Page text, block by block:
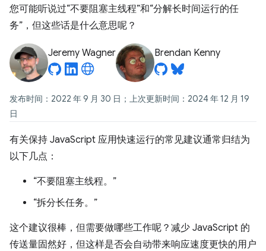
您可能听说过“不要阻塞主线程”和“分解长时间运行的任
务”，但这些话是什么意思呢？
Jeremy Wagner Brendan Kenny
发布时间：2022 年 9 月 30 日；上次更新时间：2024 年 12 月 19
日
有关保持 JavaScript 应用快速运行的常见建议通常归结为
以下几点：
“不要阻塞主线程。”
“拆分长任务。”
这个建议很棒，但需要做哪些工作呢？减少 JavaScript 的
传送量固然好，但这样是否会自动带来响应速度更快的用户